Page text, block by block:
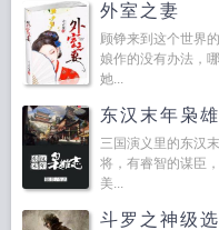
外室之妻
顾铮来到这个世界
娘作的没有办法，
她...
东汉末年枭
三国演义里的东
将，有睿智的谋臣
美...
斗罗之神级